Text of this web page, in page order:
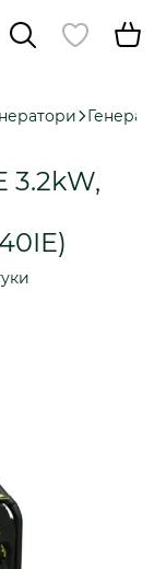
3.2kW,